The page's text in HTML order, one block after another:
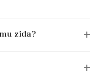
zida?